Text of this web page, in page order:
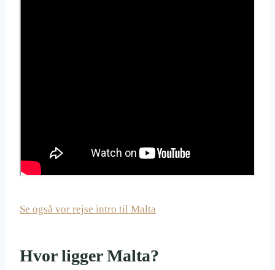
Se også vor rejse intro til Malta
Hvor ligger Malta?